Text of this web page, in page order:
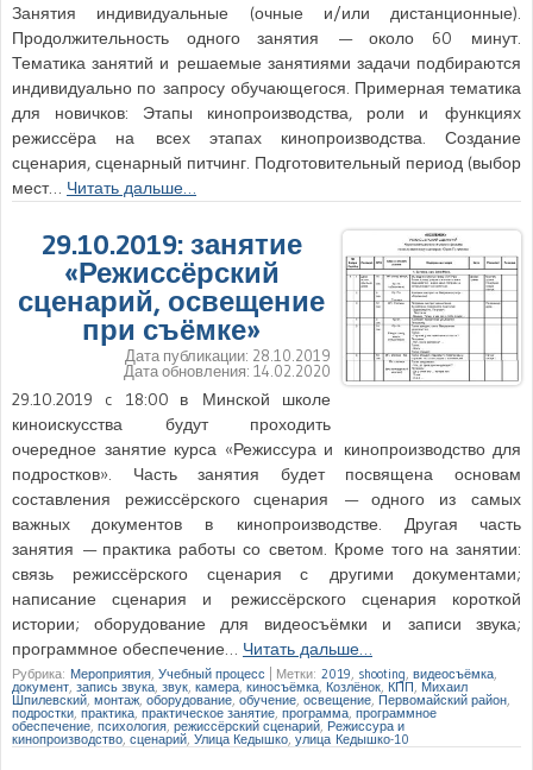
Занятия индивидуальные (очные и/или дистанционные).
Продолжительность одного занятия — около 60 минут.
Тематика занятий и решаемые занятиями задачи подбираются
индивидуально по запросу обучающегося. Примерная тематика
для новичков: Этапы кинопроизводства, роли и функциях
режиссёра на всех этапах кинопроизводства. Создание
сценария, сценарный питчинг. Подготовительный период (выбор
мест… Читать дальше…
29.10.2019: занятие
«Режиссёрский
сценарий, освещение
при съёмке»
Дата публикации: 28.10.2019
Дата обновления: 14.02.2020
29.10.2019 c 18:00 в Минской школе
киноискусства будут проходить
очередное занятие курса «Режиссура и кинопроизводство для
подростков». Часть занятия будет посвящена основам
составления режиссёрского сценария — одного из самых
важных документов в кинопроизводстве. Другая часть
занятия — практика работы со светом. Кроме того на занятии:
связь режиссёрского сценария с другими документами;
написание сценария и режиссёрского сценария короткой
истории; оборудование для видеосъёмки и записи звука;
программное обеспечение… Читать дальше…
Рубрика: Мероприятия Учебный процесс Метки: 2019 shooting видеосъёмка
документ запись звука звук камера ,киносъёмка Козлёнок КПП Михаил
Шпилевский монтаж оборудование обучение освещение Первомайский район
подростки практика ,практическое занятие программа программное
обеспечение психология режиссёрский сценарий Режиссура и
кинопроизводство сценарий Улица Кедышко улица Кедышко-10